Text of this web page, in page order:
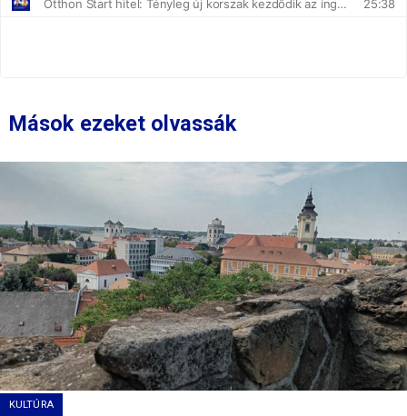
Mások ezeket olvassák
KULTÚRA